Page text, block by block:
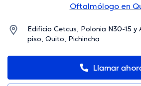
Oftalmólogo en
Edificio Cetcus, Polonia N30-15
piso, Quito, Pichincha
Llamar